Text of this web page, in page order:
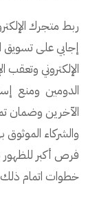
ربط متجرك
إجابي على تسويق
الإلكتروني وتعقب
الدومين ومنع
الآخرين وضمان
والشركاء
فرص أكبر
خطوات اتمام